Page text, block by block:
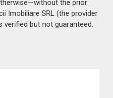
the prior
Imobiliare SRL (the provider
but not guaranteed.